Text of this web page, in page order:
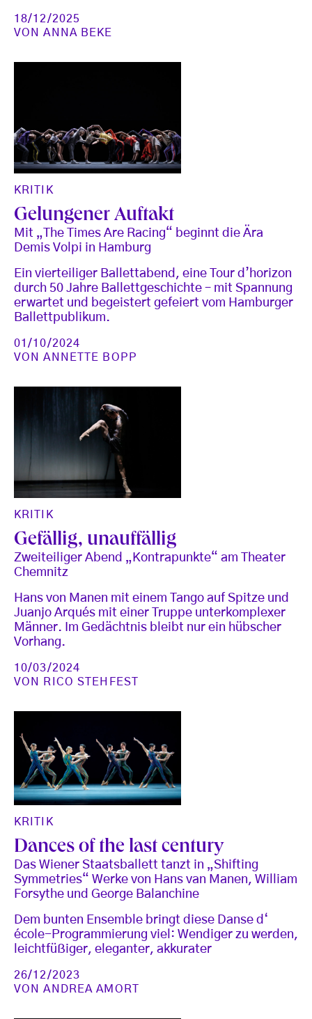
18/12/2025
VONANNA BEKE
KRITIK
Gelungener Auftakt
Mit „The Times Are Racing“ beginnt die Ära
Demis Volpi in Hamburg
Ein vierteiliger Ballettabend, eine Tour d’horizon
durch 50 Jahre Ballettgeschichte – mit Spannung
erwartet und begeistert gefeiert vom Hamburger
Ballettpublikum.
01/10/2024
VONANNETTE BOPP
KRITIK
Gefällig, unauffällig
Zweiteiliger Abend „Kontrapunkte“ am Theater
Chemnitz
Hans von Manen mit einem Tango auf Spitze und
Juanjo Arqués mit einer Truppe unterkomplexer
Männer. Im Gedächtnis bleibt nur ein hübscher
Vorhang.
10/03/2024
VON
RICO STEHFEST
KRITIK
Dances of the last century
Das Wiener Staatsballett tanzt in „Shifting
Symmetries“ Werke von Hans van Manen, William
Forsythe und George Balanchine
Dem bunten Ensemble bringt diese Danse d‘
école-Programmierung viel: Wendiger zu werden,
leichtfüßiger, eleganter, akkurater
26/12/2023
VONANDREA AMORT